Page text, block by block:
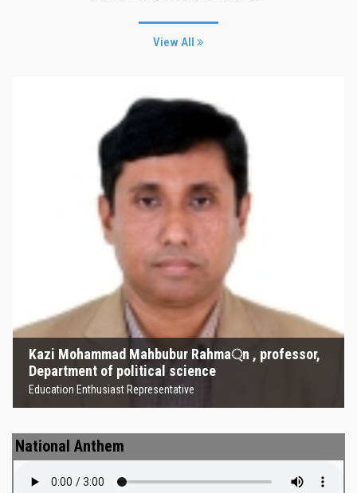
View All
Kazi Mohammad Mahbubur Rahma্‌n , professor,
Department of political science
Education Enthusiast Representative
Kazi Mohammad Mahbubur
Rahma্‌n , professor, Department
of political science
Education Enthusiast Representative
National Anthem